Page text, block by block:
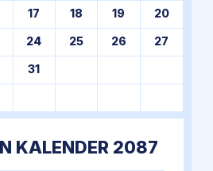
17 18 19 20
24 25 26 27
31
KALENDER 2087